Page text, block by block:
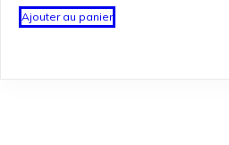
Ajouter au panier